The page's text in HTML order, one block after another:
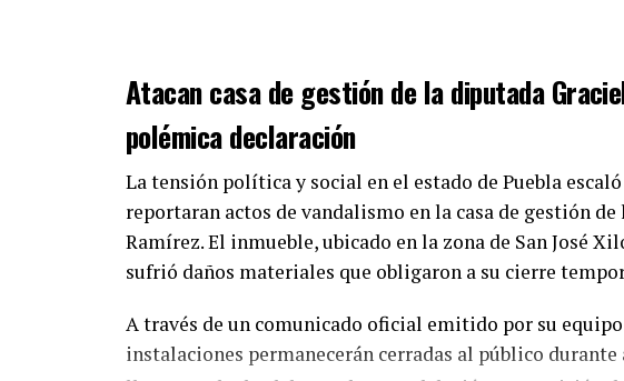
Atacan casa de gestión de la diputada
polémica declaración
La tensión política y social en el estado de Puebla
reportaran actos de vandalismo en la casa de gestión
Ramírez. El inmueble, ubicado en la zona de San José
sufrió daños materiales que obligaron a su cierre
A través de un comunicado oficial emitido por su
instalaciones permanecerán cerradas al público